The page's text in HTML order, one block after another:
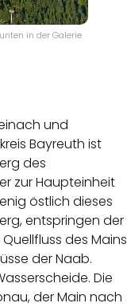
in der Galerie.
und
Bayreuth ist
des
zur Haupteinheit
östlich dieses
, entspringen der
des Mains
derNaab.
. Die
der Main nach